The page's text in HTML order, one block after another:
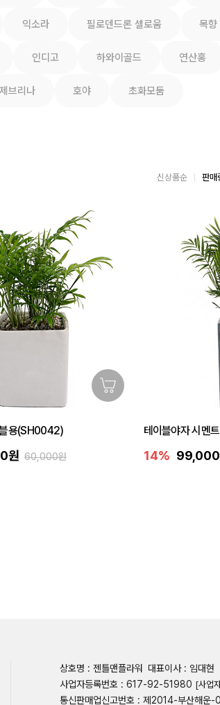
익소라 필로덴드론 셀로움 목향
인디고 하와이골드 연산홍
브리나 호야 초화모둠
신상품순 판매
용(SH0042)
원 60,000원
테이블야자 시멘
14% 99,000
상호명 : 젠틀맨플라워 대표이사 : 임대현
사업자등록번호 : 617-92-51980 [사업
통신판매업신고번호 : 제2014-부산해운-